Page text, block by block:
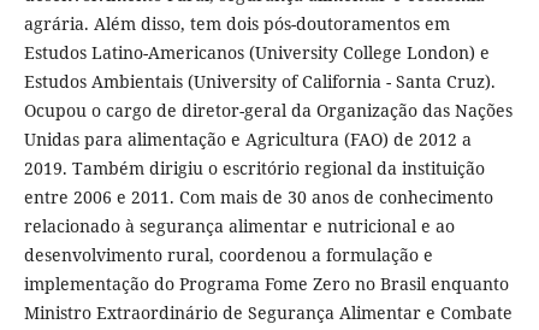
agrária. Além disso, tem dois pós-doutoramentos em
Estudos Latino-Americanos (University College London) e
Estudos Ambientais (University of California - Santa Cruz).
Ocupou o cargo de diretor-geral da Organização das Nações
Unidas para alimentação e Agricultura (FAO) de 2012 a
2019. Também dirigiu o escritório regional da instituição
entre 2006 e 2011. Com mais de 30 anos de conhecimento
relacionado à segurança alimentar e nutricional e ao
desenvolvimento rural, coordenou a formulação e
implementação do Programa Fome Zero no Brasil enquanto
Ministro Extraordinário de Segurança Alimentar e Combate